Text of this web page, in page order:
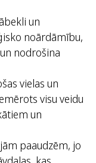
un
noārdāmību,
nodrošina
vielas un
visu veidu
un
paaudzēm, jo